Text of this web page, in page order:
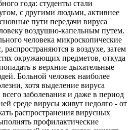
года: студенты стали
с другими людьми, активнее
пути передачи вируса
воздушно-капельным путем.
человека микроскопические
в воздухе, затем
окружающих предметов, откуда
в верхние дыхательные
Больной человек наиболее
хотя выделение вируса
заболевания и даже в период
среде вирусы живут недолго - от
распространения вирусных
профилактические